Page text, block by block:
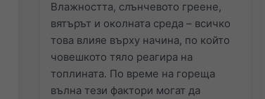
Влажността, слънчевото греене,
вятърът и околната среда – всичко
това влияе върху начина, по който
човешкото тяло реагира на
топлината. По време на гореща
вълна тези фактори могат да